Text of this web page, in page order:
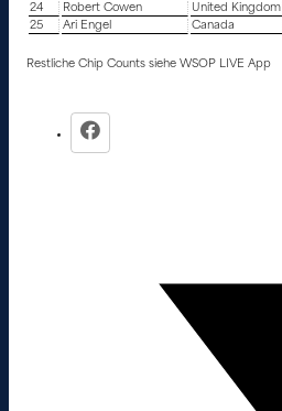
24
Robert Cowen United Kingdom
25
Ari Engel Canada
Restliche Chip Counts siehe WSOP LIVE App